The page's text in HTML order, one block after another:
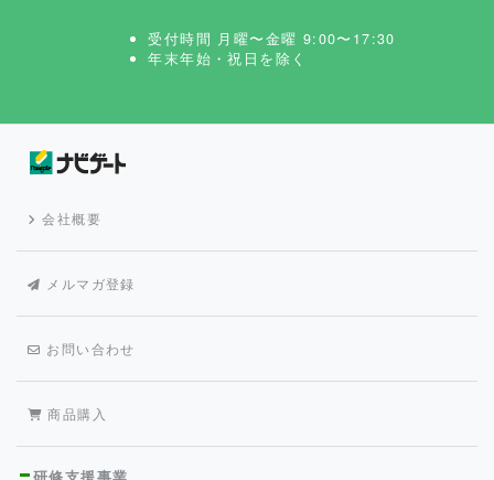
受付時間 月曜〜金曜 9:00〜17:30
年末年始・祝日を除く
会社概要
メルマガ登録
お問い合わせ
商品購入